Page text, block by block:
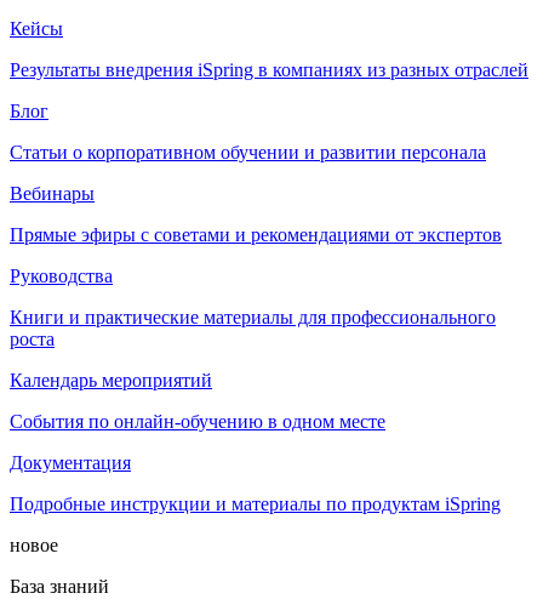
Кейсы
Результаты внедрения iSpring в компаниях из разных отраслей
Блог
Статьи о корпоративном обучении и развитии персонала
Вебинары
Прямые эфиры с советами и рекомендациями от экспертов
Руководства
Книги и практические материалы для профессионального
роста
Календарь мероприятий
События по онлайн-обучению в одном месте
Документация
Подробные инструкции и материалы по продуктам iSpring
новое
База знаний